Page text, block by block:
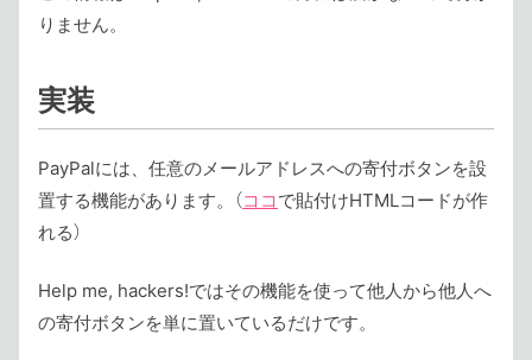
りません。
実装
PayPalには、任意のメールアドレスへの寄付ボタンを設
置する機能があります。（ココ で貼付けHTMLコードが作
れる）
Help me, hackers!ではその機能を使って他人から他人へ
の寄付ボタンを単に置いているだけです。